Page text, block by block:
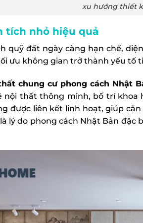
xu hướng thiết
tích nhỏ hiệu quả
quỹ đất ngày càng hạn chế,
ưu không gian trở thành yếu tố
chung cư phong cách Nhật
nội thất thông minh, bố trí khoa
được liên kết linh hoạt, giúp
lý do phong cách Nhật Bản đặc